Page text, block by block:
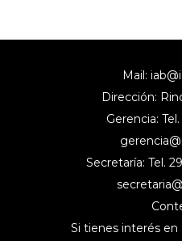
Mail:
Dirección:
Gerencia:
Secretaría: Tel.
Si tienes interés